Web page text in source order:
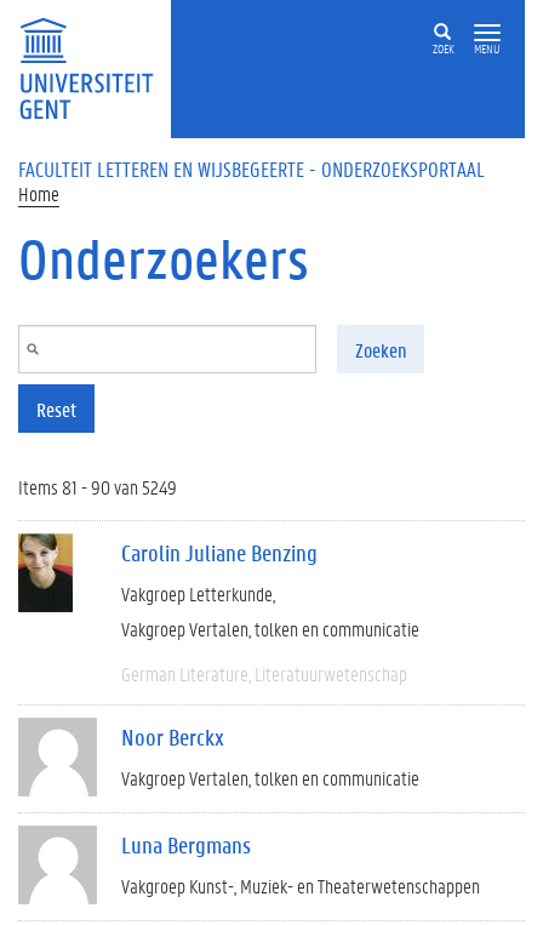
Overslaan en naar de inhoud gaan
ZOEK MENU
FACULTEIT LETTEREN EN WIJSBEGEERTE - ONDERZOEKSPORTAAL
Home
Onderzoekers
Zoeken
Reset
Items 81 - 90 van 5249
Carolin Juliane Benzing
Vakgroep Letterkunde
Vakgroep Vertalen, tolken en communicatie
German Literature Literatuurwetenschap
Noor Berckx
Vakgroep Vertalen, tolken en communicatie
Luna Bergmans
Vakgroep Kunst-, Muziek- en Theaterwetenschappen